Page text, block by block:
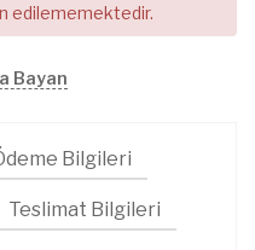
edilememektedir.
Bayan
Bilgileri
Teslimat Bilgileri